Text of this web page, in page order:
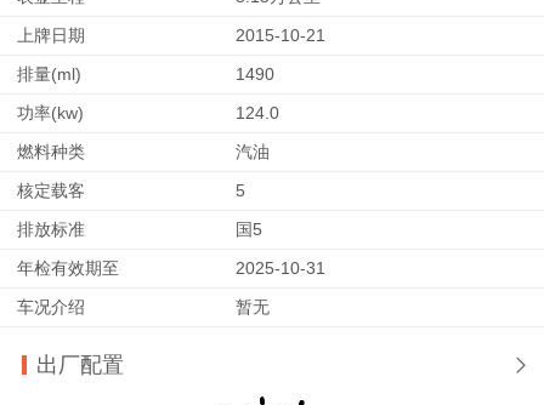
上牌日期
2015-10-21
排量(ml)
1490
功率(kw)
124.0
燃料种类
汽油
核定载客
5
排放标准
国5
年检有效期至
2025-10-31
车况介绍
暂无
出厂配置 